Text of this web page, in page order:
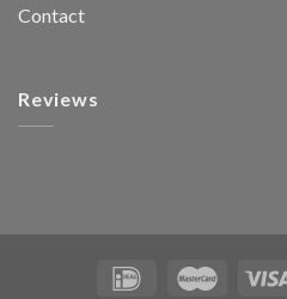
Contact
Reviews